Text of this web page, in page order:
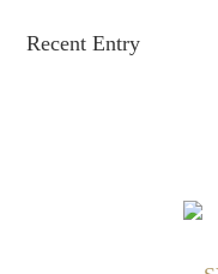
Recent Entry